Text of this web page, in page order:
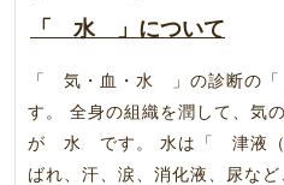
「 水 」について
「 気・血・水 」の診断の
す。 全身の組織を潤して、気
が 水 です。 水は「 津液（
ばれ、汗、涙、消化液、尿な